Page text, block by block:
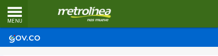
MENU